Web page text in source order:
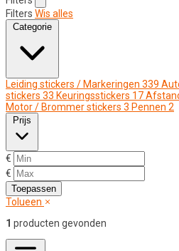
Filters Wis alles
Categorie
Leiding stickers / Markeringen 339
stickers 33 Keuringsstickers 17
Motor / Brommer stickers 3 Pennen 2
Prijs
€
€
Toepassen
Tolueen
1 producten gevonden